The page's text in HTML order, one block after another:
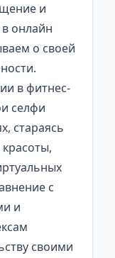
и
онлайн
о своей
в фитнес-
селфи
стараясь
с
и
своими